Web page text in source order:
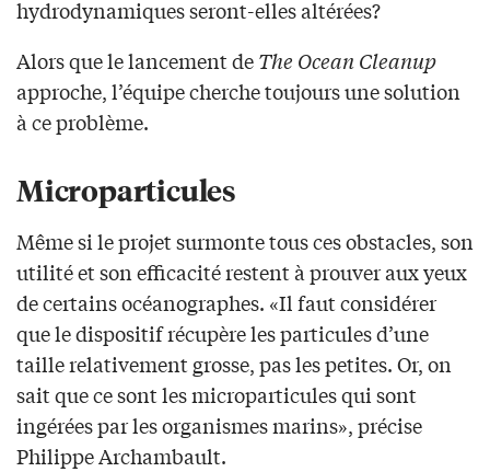
hydrodynamiques seront-elles altérées?
Alors que le lancement deThe Ocean Cleanup
approche, l’équipe cherche toujours une solution
à ce problème.
Microparticules
Même si le projet surmonte tous ces obstacles, son
utilité et son efficacité restent à prouver aux yeux
de certains océanographes. «Il faut considérer
que le dispositif récupère les particules d’une
taille relativement grosse, pas les petites. Or, on
sait que ce sont les microparticules qui sont
ingérées par les organismes marins», précise
Philippe Archambault.